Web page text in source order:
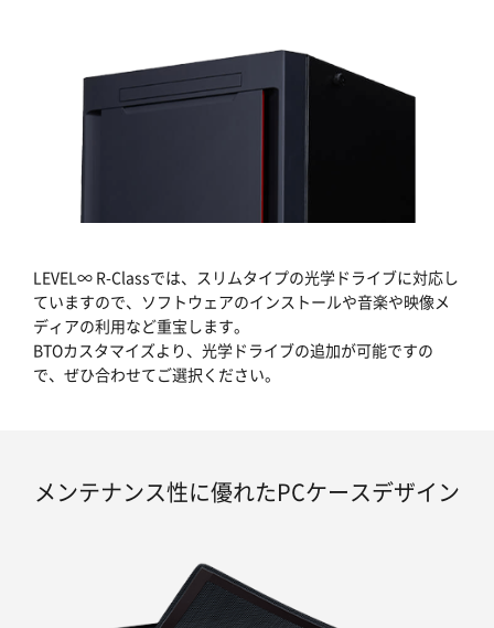
LEVEL∞ R-Classでは、スリムタイプの光学ドライブに対応し
ていますので、ソフトウェアのインストールや音楽や映像メ
ディアの利用など重宝します。
BTOカスタマイズより、光学ドライブの追加が可能ですの
で、ぜひ合わせてご選択ください。
メンテナンス性に優れたPCケースデザイン